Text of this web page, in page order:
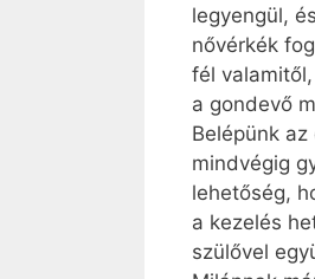
legyengül,
nővérkék
fél
a gondevő
Belépünk
mindvégig
lehetőség,
a kezelés
szülővel